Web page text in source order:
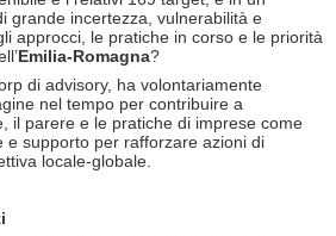
grande incertezza, vulnerabilità e
approcci, le pratiche in corso e le priorità
Emilia-Romagna?
di advisory, ha volontariamente
nel tempo per contribuire a
il parere e le pratiche di imprese come
e supporto per rafforzare azioni di
locale-globale.